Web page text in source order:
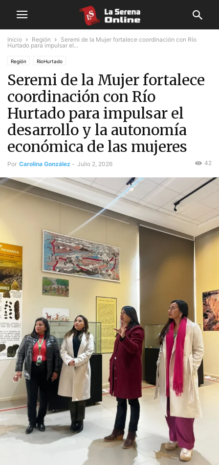
Inicio Región
Seremi de la Mujer fortalece coordinación con Río
Hurtado para impulsar el...
Región RioHurtado
Seremi de la Mujer fortalece
coordinación con Río
Hurtado para impulsar el
desarrollo y la autonomía
económica de las mujeres
Por Carolina González - Julio 2, 2026 42